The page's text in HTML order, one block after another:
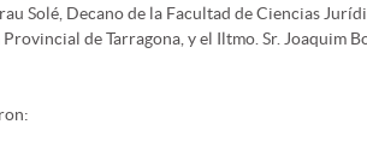
Solé, Decano de la Facultad de Ciencias
de Tarragona, y el Iltmo. Sr. Joaquim